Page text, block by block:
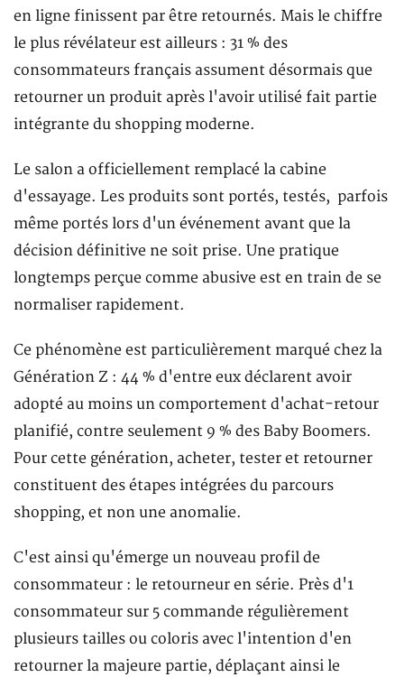
en ligne finissent par être retournés. Mais le chiffre
le plus révélateur est ailleurs : 31 % des
consommateurs français assument désormais que
retourner un produit après l'avoir utilisé fait partie
intégrante du shopping moderne.
Le salon a officiellement remplacé la cabine
d'essayage. Les produits sont portés, testés, parfois
même portés lors d'un événement avant que la
décision définitive ne soit prise. Une pratique
longtemps perçue comme abusive est en train de se
normaliser rapidement.
Ce phénomène est particulièrement marqué chez la
Génération Z : 44 % d'entre eux déclarent avoir
adopté au moins un comportement d'achat-retour
planifié, contre seulement 9 % des Baby Boomers.
Pour cette génération, acheter, tester et retourner
constituent des étapes intégrées du parcours
shopping, et non une anomalie.
C'est ainsi qu'émerge un nouveau profil de
consommateur : le retourneur en série. Près d'1
consommateur sur 5 commande régulièrement
plusieurs tailles ou coloris avec l'intention d'en
retourner la majeure partie, déplaçant ainsi le